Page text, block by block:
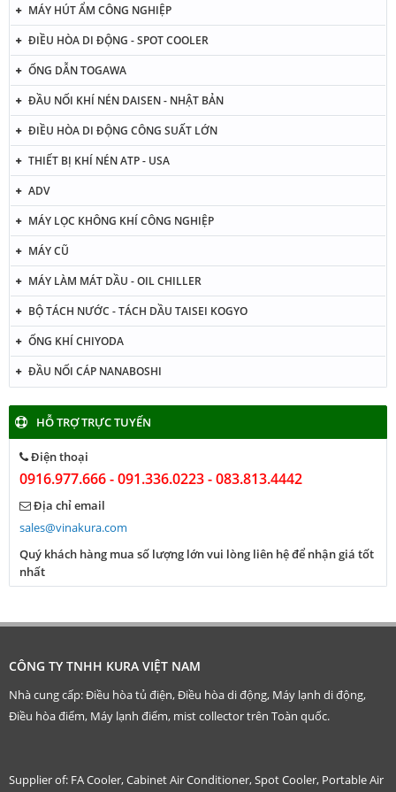
MÁY HÚT ẨM CÔNG NGHIỆP
ĐIỀU HÒA DI ĐỘNG - SPOT COOLER
ỐNG DẪN TOGAWA
ĐẦU NỐI KHÍ NÉN DAISEN - NHẬT BẢN
ĐIỀU HÒA DI ĐỘNG CÔNG SUẤT LỚN
THIẾT BỊ KHÍ NÉN ATP - USA
ADV
MÁY LỌC KHÔNG KHÍ CÔNG NGHIỆP
MÁY CŨ
MÁY LÀM MÁT DẦU - OIL CHILLER
BỘ TÁCH NƯỚC - TÁCH DẦU TAISEI KOGYO
ỐNG KHÍ CHIYODA
ĐẦU NỐI CÁP NANABOSHI
HỖ TRỢ TRỰC TUYẾN
Điện thoại
0916.977.666 - 091.336.0223 - 083.813.4442
Địa chỉ email
sales@vinakura.com
Quý khách hàng mua số lượng lớn vui lòng liên hệ để nhận giá tốt
nhất
CÔNG TY TNHH KURA VIỆT NAM
Nhà cung cấp: Điều hòa tủ điện, Điều hòa di động, Máy lạnh di động,
Điều hòa điểm, Máy lạnh điểm, mist collector trên Toàn quốc.
Supplier of: FA Cooler, Cabinet Air Conditioner, Spot Cooler, Portable Air